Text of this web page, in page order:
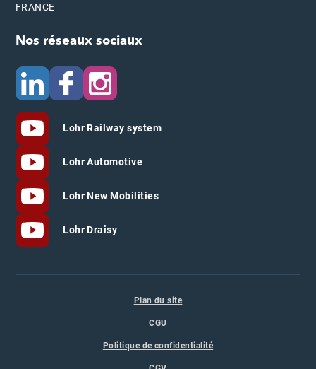
FRANCE
Nos réseaux sociaux
Lohr Railway system
Lohr Automotive
Lohr New Mobilities
Lohr Draisy
Plan du site
CGU
Politique de confidentialité